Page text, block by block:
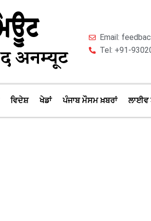
Email:
Tel: +91-
ਵਿਦੇਸ਼ ਖੇਡਾਂ ਪੰਜਾਬ ਮੌਸਮ ਖ਼ਬਰਾਂ ਲਾਈਵ